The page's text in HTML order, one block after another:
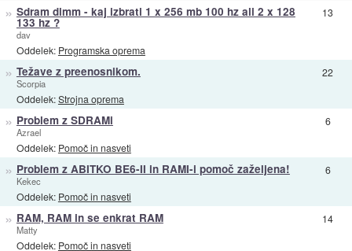
» Sdram dimm - kaj izbrati 1 x 256 mb 100 hz ali 2 x 128
133 hz ?
dav
Oddelek: Programska oprema
13
» Težave z preenosnikom.
Scorpia
Oddelek:Strojna oprema
22
» Problem z SDRAMi
Azrael
Oddelek: Pomoč in nasveti
6
» Problem z ABITKO BE6-II in RAMI-i pomoč zaželjena!
Kekec
Oddelek: Pomoč in nasveti
6
» RAM, RAM in se enkrat RAM
Matty
Oddelek: Pomoč in nasveti
14